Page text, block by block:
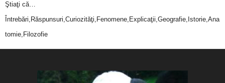
Ştiaţi că…
Întrebări,Răspunsuri,Curiozităţi,Fenomene,Explicaţii,Geografie,Istorie,Ana
tomie,Filozofie